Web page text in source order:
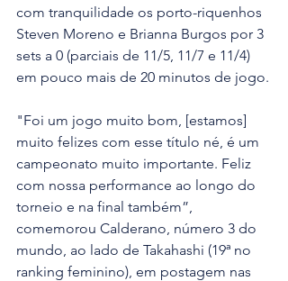
com tranquilidade os porto-riquenhos
Steven Moreno e Brianna Burgos por 3
sets a 0 (parciais de 11/5, 11/7 e 11/4)
em pouco mais de 20 minutos de jogo.
"Foi um jogo muito bom, [estamos]
muito felizes com esse título né, é um
campeonato muito importante. Feliz
com nossa performance ao longo do
torneio e na final também”,
comemorou Calderano, número 3 do
mundo, ao lado de Takahashi (19ª no
ranking feminino), em postagem nas